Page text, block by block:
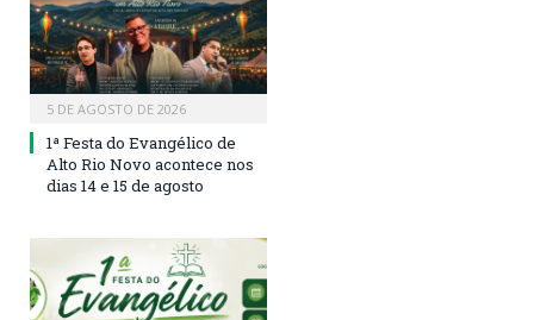
5 DE AGOSTO DE 2026
1ª Festa do Evangélico de
Alto Rio Novo acontece nos
dias 14 e 15 de agosto